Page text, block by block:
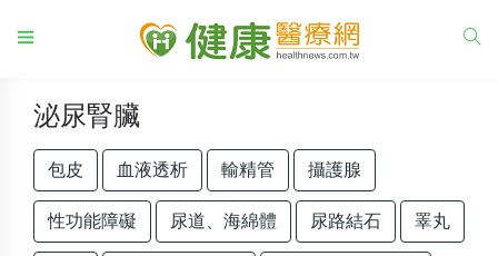
泌尿腎臟
包皮 血液透析 輸精管 攝護腺
性功能障礙 尿道、海綿體 尿路結石 睪丸